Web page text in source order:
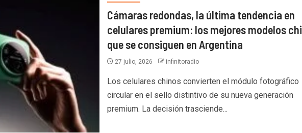
Cámaras redondas, la última tendencia en
celulares premium: los mejores modelos
que se consiguen en Argentina
27 julio, 2026 infinitoradio
Los celulares chinos convierten el módulo fotográfico
circular en el sello distintivo de su nueva generación
premium. La decisión trasciende...